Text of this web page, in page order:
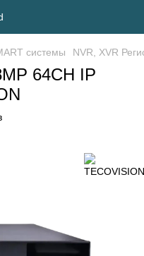
системы NVR, XVR
64CH IP